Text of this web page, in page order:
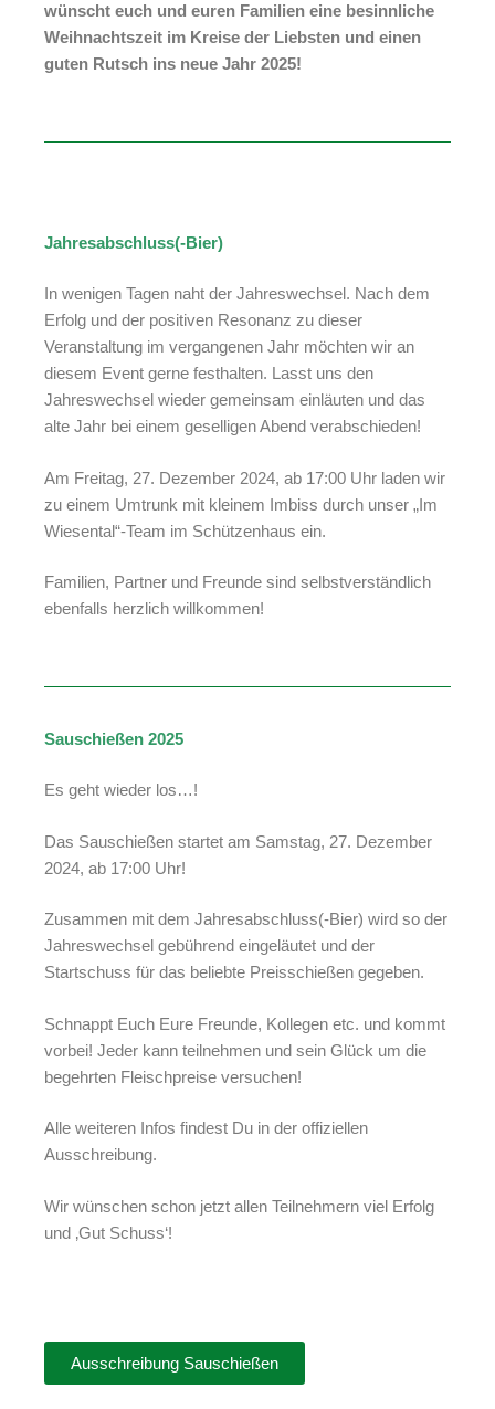
wünscht euch und euren Familien eine besinnliche
Weihnachtszeit im Kreise der Liebsten und einen
guten Rutsch ins neue Jahr 2025!
Jahresabschluss(-Bier)
In wenigen Tagen naht der Jahreswechsel. Nach dem
Erfolg und der positiven Resonanz zu dieser
Veranstaltung im vergangenen Jahr möchten wir an
diesem Event gerne festhalten. Lasst uns den
Jahreswechsel wieder gemeinsam einläuten und das
alte Jahr bei einem geselligen Abend verabschieden!
Am Freitag, 27. Dezember 2024, ab 17:00 Uhr laden wir
zu einem Umtrunk mit kleinem Imbiss durch unser „Im
Wiesental“-Team im Schützenhaus ein.
Familien, Partner und Freunde sind selbstverständlich
ebenfalls herzlich willkommen!
Sauschießen 2025
Es geht wieder los…!
Das Sauschießen startet am Samstag, 27. Dezember
2024, ab 17:00 Uhr!
Zusammen mit dem Jahresabschluss(-Bier) wird so der
Jahreswechsel gebührend eingeläutet und der
Startschuss für das beliebte Preisschießen gegeben.
Schnappt Euch Eure Freunde, Kollegen etc. und kommt
vorbei! Jeder kann teilnehmen und sein Glück um die
begehrten Fleischpreise versuchen!
Alle weiteren Infos findest Du in der offiziellen
Ausschreibung.
Wir wünschen schon jetzt allen Teilnehmern viel Erfolg
und ‚Gut Schuss‘!
Ausschreibung Sauschießen